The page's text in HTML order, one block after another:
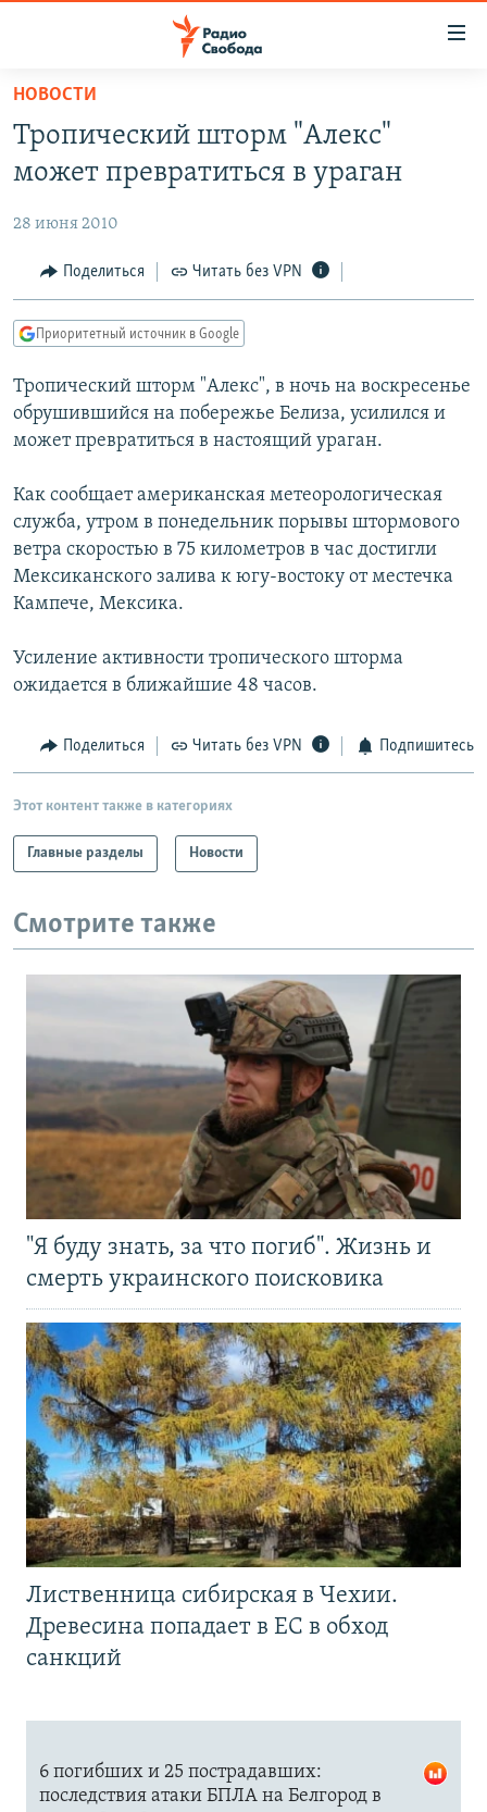
упрощенного
доступа
основному
Вернутся
главной
навигации
Вернутся
поиску
ПОДКАСТЫ
АВТОРСКИЕ ПРОЕКТЫ
ЦИТАТЫ СВОБОДЫ
МНЕНИЯ
IDEL.РЕАЛИИ
КАВКАЗ.РЕАЛИИ
СЕВЕР.РЕАЛИИ
РАСПИСАНИЕ ВЕЩАНИЯ
ПОДПИШИТЕСЬ НА РАССЫЛКУ
СОЦИАЛЬНЫЕ СЕТИ
Все сайты РСЕ/РС
НОВОСТИ
Тропический шторм "Алекс"
может превратиться в ураган
28 июня 2010
Поделиться Читать без VPN
Приоритетный источник в Google
Тропический шторм "Алекс", в ночь на воскресенье
обрушившийся на побережье Белиза, усилился и
может превратиться в настоящий ураган.
Как сообщает американская метеорологическая
служба, утром в понедельник порывы штормового
ветра скоростью в 75 километров в час достигли
Мексиканского залива к югу-востоку от местечка
Кампече, Мексика.
Усиление активности тропического шторма
ожидается в ближайшие 48 часов.
Поделиться Читать без VPN Подпишитесь
Этот контент также в категориях
Главные разделы Новости
Смотрите также
"Я буду знать, за что погиб". Жизнь и
смерть украинского поисковика
Лиственница сибирская в Чехии.
Древесина попадает в ЕС в обход
санкций